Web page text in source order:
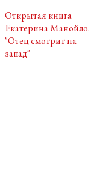
Открытая книга
Екатерина Манойло.
"Отец смотрит на
запад"